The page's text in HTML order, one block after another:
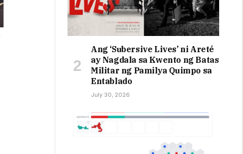
Ang ‘Subersive Lives’ ni Areté
ay Nagdala sa Kwento ng Batas
Militar ng Pamilya Quimpo sa
Entablado
July 30, 2026